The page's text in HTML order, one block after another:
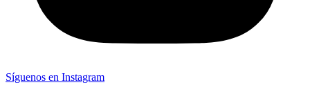
Síguenos en Instagram